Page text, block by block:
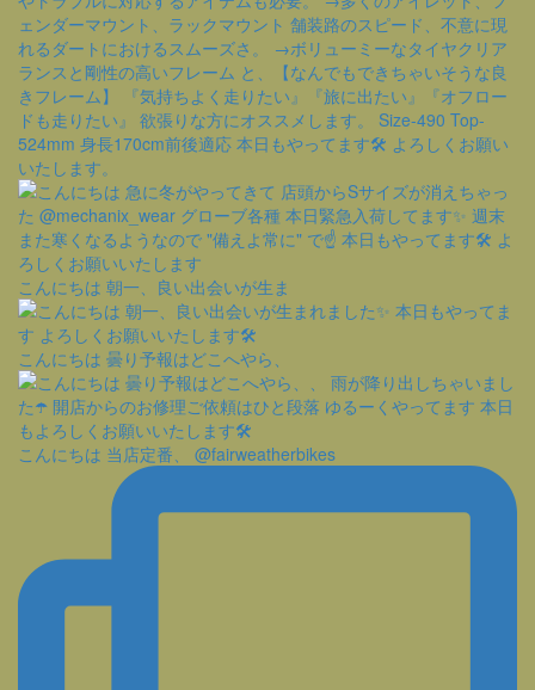
こんにちは 朝一、良い出会いが生ま
こんにちは 曇り予報はどこへやら、
こんにちは 当店定番、 @fairweatherbikes